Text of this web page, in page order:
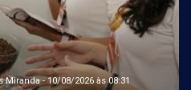
- 10/08/2026 às 08:31